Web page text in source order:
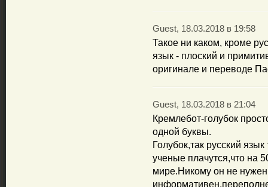
Guest, 18.03.2018 в 19:58
Такое ни каком, кроме
язык - плоский и
оригинале и переводе
Guest, 18.03.2018 в 21:04
Кремлебот-голубок
одной буквы.
Голубок,так русский
ученые плачутся,что на
мире.Никому он не